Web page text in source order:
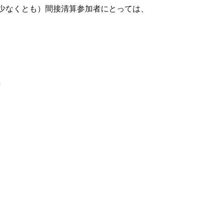
くとも）間接清算参加者にとっては、